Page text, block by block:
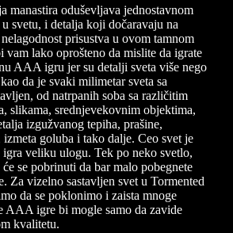
manastira oduševljava jednostavnom
svetu, i detalja koji dočaravaju na
prisustva u ovom tamnom
lako oprošteno da mislite da igrate
AAA igru jer su detalji sveta više nego
da je svaki milimetar sveta sa
od natrpanih soba sa različitim
slikama, srednjevekovnim objektima,
izgužvanog tepiha, prašine,
goluba i tako dalje. Ceo svet je
igra veliku ulogu. Tek po neko svetlo,
se pobrinuti da bar malo pobegnete
Za vizelno sastavljen svet u Tormented
da se poklonimo i zaista mnoge
AAA igre bi mogle samo da zavide
kvalitetu.